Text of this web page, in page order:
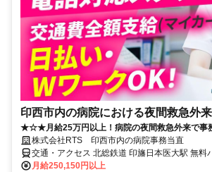
印西市内の病院における夜間救急外
★☆★月給25万円以上！病院の夜間救急外来で
株式会社RTS 印西市内の病院事務当直
交通・アクセス 北総鉄道 印旛日本医大駅 無料
月給250,150円以上